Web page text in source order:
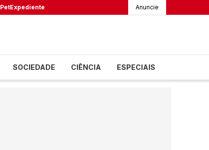
PetExpediente Anuncie
SOCIEDADE CIÊNCIA ESPECIAIS